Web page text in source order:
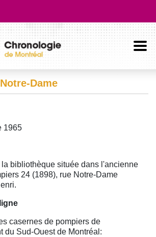
principal
Dame
1965
la bibliothèque située dans l'ancienne
24 (1898), rue Notre-Dame
casernes de pompiers de
du Sud-Ouest de Montréal: